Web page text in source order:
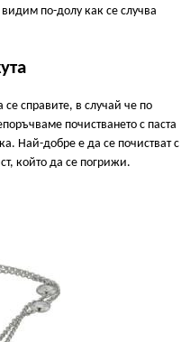
по-долу как се случва
справите, в случай че по
почистването с паста
Най-добре е да се почистват с
който да се погрижи.